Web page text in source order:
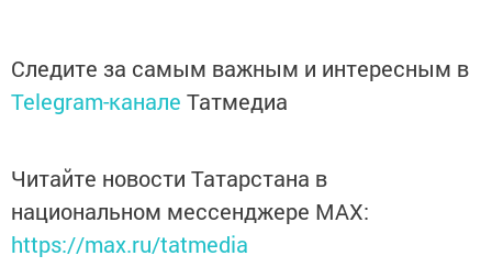
Следите за самым важным и интересным в
Telegram-канале Татмедиа
Читайте новости Татарстана в
национальном мессенджере MАХ:
https://max.ru/tatmedia